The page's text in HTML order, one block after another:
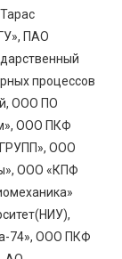
ПАО
процессов
ООО ПО
ООО ПКФ
ООО
ООО «КПФ
74», ООО ПКФ